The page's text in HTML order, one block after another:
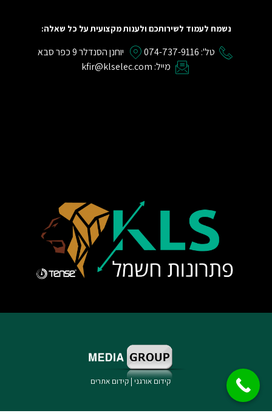
נשמח לעמוד לשירותכם ולענות מקצועית על כל שאלה:
טל': 074-737-9116
יוחנן הסנדלר 9 כפר סבא
מייל: kfir@klselec.com
קידום אורגני | קידום אתרים